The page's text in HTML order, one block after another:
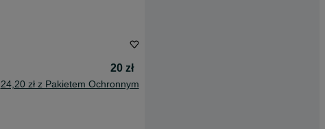
20 zł
24,20 zł z Pakietem Ochronnym